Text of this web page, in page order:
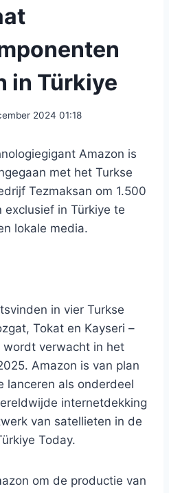
in Türkiye
2024 01:18
Amazon is
met het Turkse
Tezmaksan om 1.500
in Türkiye te
lokale media.
in vier Turkse
Tokat en Kayseri –
wordt verwacht in het
Amazon is van plan
lanceren als onderdeel
internetdekking
van satellieten in de
Today.
om de productie van